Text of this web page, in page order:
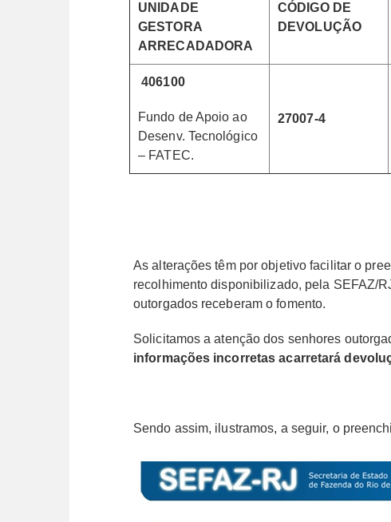
UNIDADE
GESTORA
ARRECADADORA
CÓDIGO DE
DEVOLUÇÃO
406100
Fundo de Apoio ao
Desenv. Tecnológico
– FATEC.
27007-4
As alterações têm por objetivo facilitar o
recolhimento disponibilizado, pela SEFAZ/
outorgados receberam o fomento.
Solicitamos a atenção dos senhores
informações incorretas acarretará
Sendo assim, ilustramos, a seguir, o